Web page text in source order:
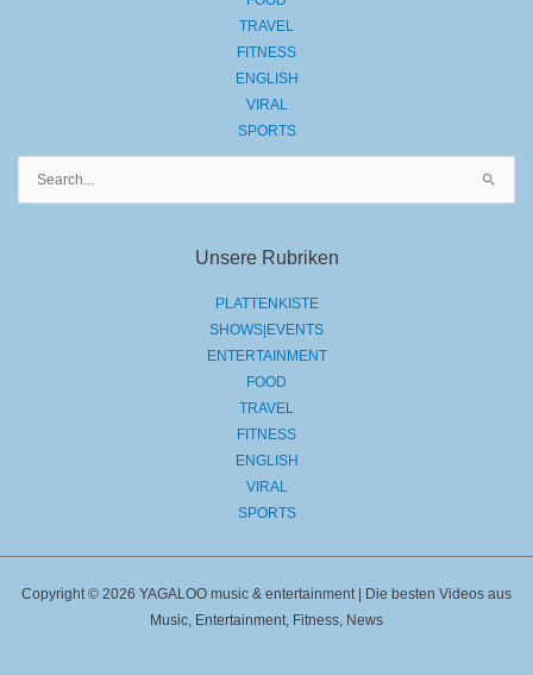
TRAVEL
FITNESS
ENGLISH
VIRAL
SPORTS
Unsere Rubriken
PLATTENKISTE
SHOWS|EVENTS
ENTERTAINMENT
FOOD
TRAVEL
FITNESS
ENGLISH
VIRAL
SPORTS
Copyright © 2026 YAGALOO music & entertainment | Die besten Videos aus
Music, Entertainment, Fitness, News